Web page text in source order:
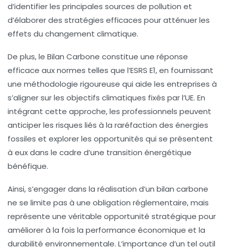
d’identifier les principales sources de pollution et
d’élaborer des stratégies efficaces pour atténuer les
effets du changement climatique.
De plus, le Bilan Carbone constitue une réponse
efficace aux normes telles que l’ESRS E1, en fournissant
une méthodologie rigoureuse qui aide les entreprises à
s’aligner sur les objectifs climatiques fixés par l’UE. En
intégrant cette approche, les professionnels peuvent
anticiper les risques liés à la raréfaction des énergies
fossiles et explorer les opportunités qui se présentent
à eux dans le cadre d’une transition énergétique
bénéfique.
Ainsi, s’engager dans la réalisation d’un bilan carbone
ne se limite pas à une obligation réglementaire, mais
représente une véritable opportunité stratégique pour
améliorer à la fois la performance économique et la
durabilité environnementale. L’importance d’un tel outil